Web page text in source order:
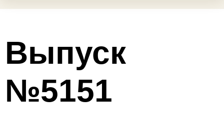
Выпуск
№5151